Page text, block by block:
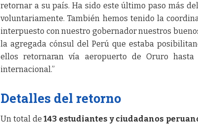
retornar a su país. Ha sido este último paso más
voluntariamente. También hemos tenido la
interpuesto con nuestro gobernador nuestros
la agregada cónsul del Perú que estaba
ellos retornaran vía aeropuerto de Oruro
internacional.”
Detalles del retorno
Un total de143 estudiantes y ciudadanos